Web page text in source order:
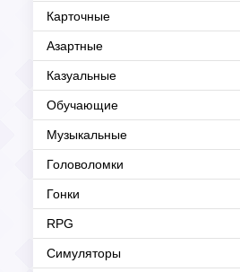
Карточные
Азартные
Казуальные
Обучающие
Музыкальные
Головоломки
Гонки
RPG
Симуляторы